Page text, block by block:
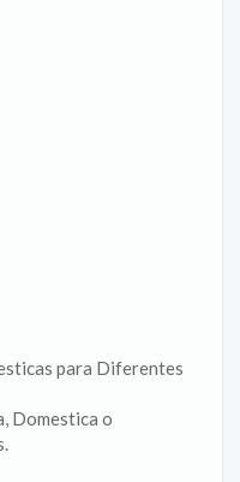
para Diferentes
Domestica o